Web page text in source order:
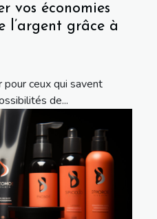
vos économies
l’argent grâce à
pour ceux qui savent
de...